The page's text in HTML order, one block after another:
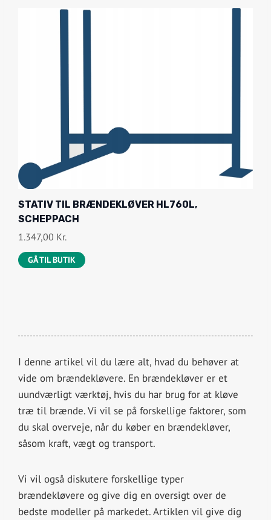
STATIV TIL BRÆNDEKLØVER HL760L,
SCHEPPACH
1.347,00 Kr.
GÅ TIL BUTIK
I denne artikel vil du lære alt, hvad du behøver at
vide om brændekløvere. En brændekløver er et
uundværligt værktøj, hvis du har brug for at kløve
træ til brænde. Vi vil se på forskellige faktorer, som
du skal overveje, når du køber en brændekløver,
såsom kraft, vægt og transport.
Vi vil også diskutere forskellige typer
brændekløvere og give dig en oversigt over de
bedste modeller på markedet. Artiklen vil give dig